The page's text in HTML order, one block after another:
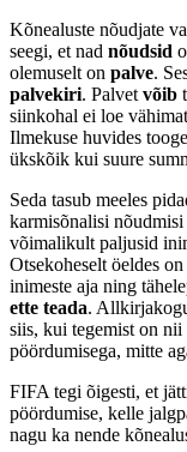
Kõnealuste nõudjate
seegi, et nad nõudsid
olemuselt on palve.
palvekiri. Palvet võib
siinkohal ei loe
Ilmekuse huvides
ükskõik kui suure
Seda tasub meeles
karmisõnalisi
võimalikult paljusid
Otsekoheselt öeldes
inimeste aja ning
ette teada.
siis, kui tegemist on
pöördumisega, mitte
FIFA tegi õigesti, et
pöördumise, kelle
nagu ka nende